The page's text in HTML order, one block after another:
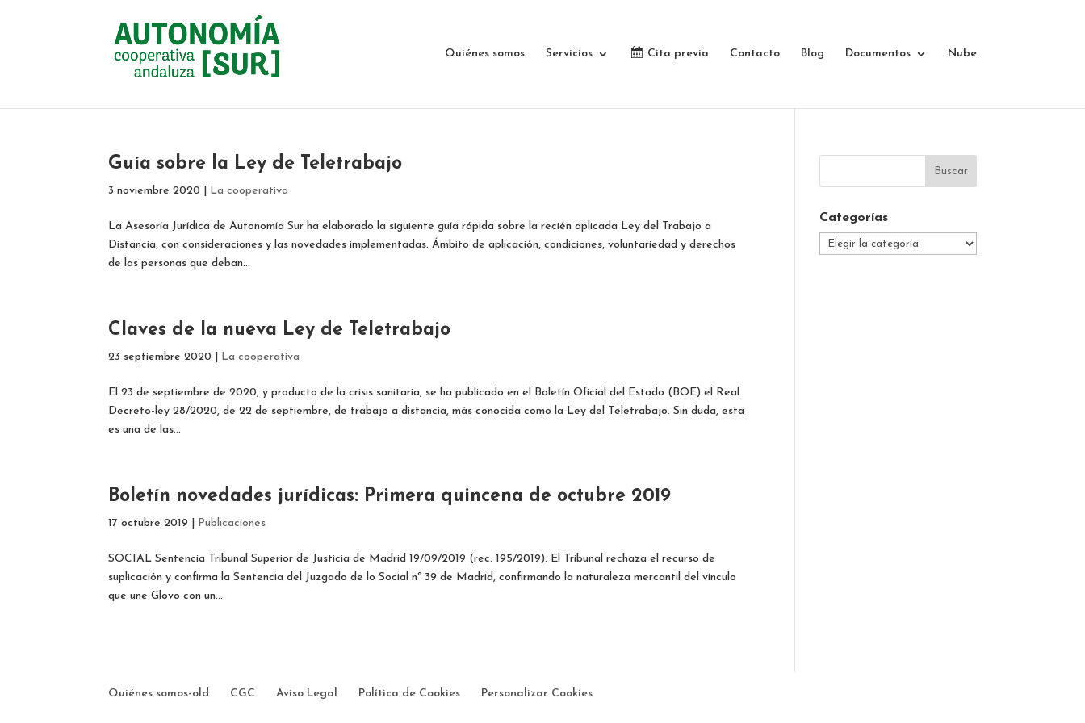
Quiénes somos Servicios Cita previa Contacto Blog Documentos Nube
Guía sobre la Ley de Teletrabajo
3 noviembre 2020 La cooperativa
La Asesoría Jurídica de Autonomía Sur ha elaborado la siguiente guía rápida sobre la recién aplicada Ley del Trabajo a
Distancia, con consideraciones y las novedades implementadas. Ámbito de aplicación, condiciones, voluntariedad y derechos
de las personas que deban...
Claves de la nueva Ley de Teletrabajo
23 septiembre 2020 La cooperativa
El 23 de septiembre de 2020, y producto de la crisis sanitaria, se ha publicado en el Boletín Oficial del Estado (BOE) el Real
Decreto-ley 28/2020, de 22 de septiembre, de trabajo a distancia, más conocida como la Ley del Teletrabajo. Sin duda, esta
es una de las...
Boletín novedades jurídicas: Primera quincena de octubre 2019
17 octubre 2019 Publicaciones
SOCIAL Sentencia Tribunal Superior de Justicia de Madrid 19/09/2019 (rec. 195/2019). El Tribunal rechaza el recurso de
suplicación y confirma la Sentencia del Juzgado de lo Social nº 39 de Madrid, confirmando la naturaleza mercantil del vínculo
que une Glovo con un...
Categorías
Categorías
Quiénes somos-old CGC Aviso Legal Política de Cookies Personalizar Cookies